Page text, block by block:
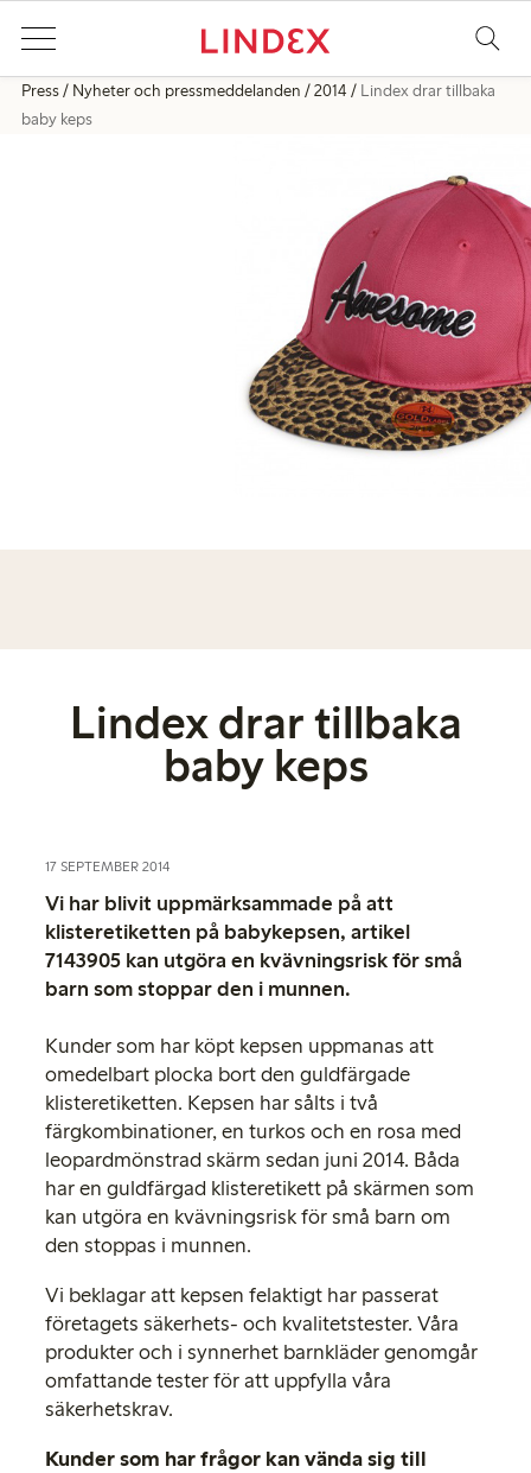
Press Nyheter och pressmeddelanden 2014
Lindex drar tillbaka
baby keps
Lindex drar tillbaka
baby keps
17 SEPTEMBER 2014
Vi har blivit uppmärksammade på att
klisteretiketten på babykepsen, artikel
7143905 kan utgöra en kvävningsrisk för små
barn som stoppar den i munnen.
Kunder som har köpt kepsen uppmanas att
omedelbart plocka bort den guldfärgade
klisteretiketten. Kepsen har sålts i två
färgkombinationer, en turkos och en rosa med
leopardmönstrad skärm sedan juni 2014. Båda
har en guldfärgad klisteretikett på skärmen som
kan utgöra en kvävningsrisk för små barn om
den stoppas i munnen.
Vi beklagar att kepsen felaktigt har passerat
företagets säkerhets- och kvalitetstester. Våra
produkter och i synnerhet barnkläder genomgår
omfattande tester för att uppfylla våra
säkerhetskrav.
Kunder som har frågor kan vända sig till